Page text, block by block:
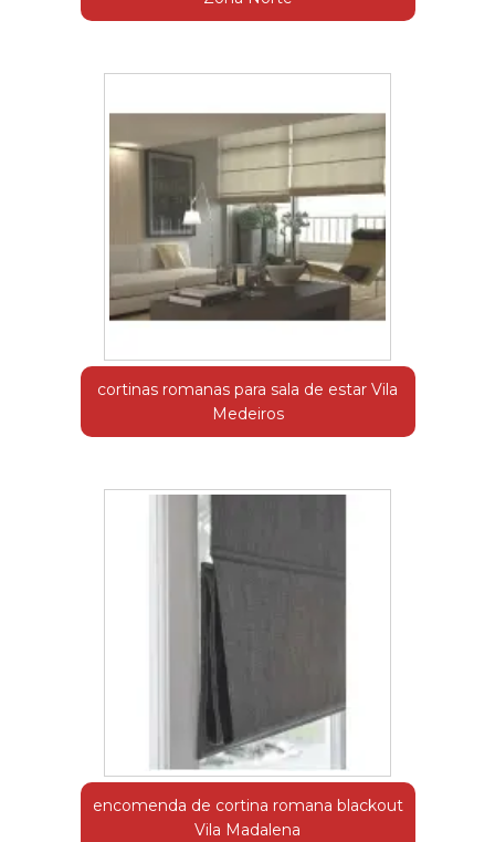
cortinas romanas para sala de estar Vila
Medeiros
encomenda de cortina romana blackout
Vila Madalena